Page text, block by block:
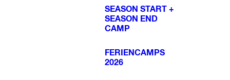
SEASON START +
SEASON END
CAMP
FERIENCAMPS
2026